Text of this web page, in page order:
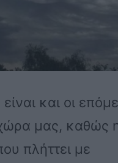
και οι
μας, καθώς
πλήττει με